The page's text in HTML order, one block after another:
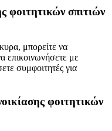
φοιτητικών σπιτιών
μπορείτε να
επικοινωνήσετε με
συμφοιτητές για
φοιτητικών